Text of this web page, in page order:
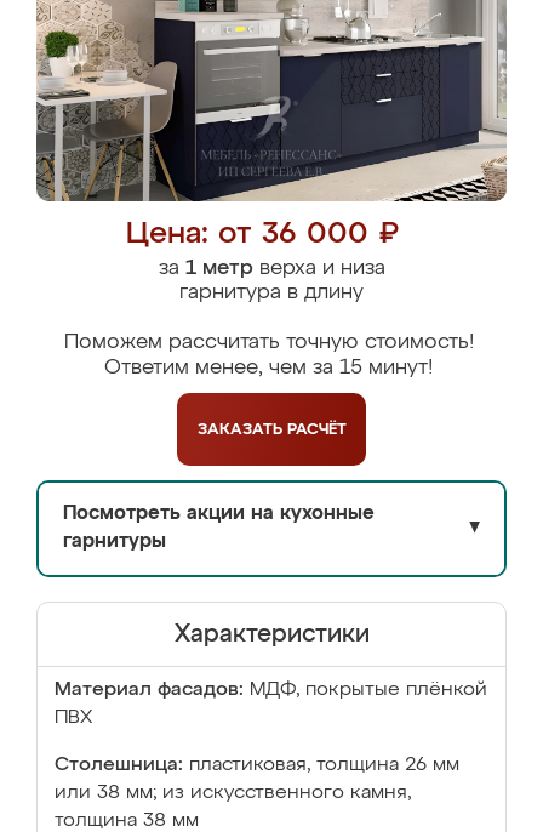
Цена: от 36 000 ₽
за 1 метрверха и низа
гарнитура в длину
Поможем рассчитать точную стоимость!
Ответим менее, чем за 15 минут!
ЗАКАЗАТЬ РАСЧЁТ
Посмотреть акции на кухонные
гарнитуры
▼
Характеристики
Материал фасадов: МДФ, покрытые плёнкой
ПВХ
Столешница: пластиковая, толщина 26 мм
или 38 мм; из искусственного камня,
толщина 38 мм